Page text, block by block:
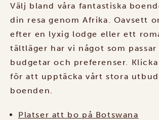
Välj bland våra fantastiska
din resa genom Afrika. Oavsett
efter en lyxig lodge eller ett
tältläger har vi något som passar
budgetar och preferenser.
för att upptäcka vårt stora utbud
boenden.
Platser att bo på Botswana